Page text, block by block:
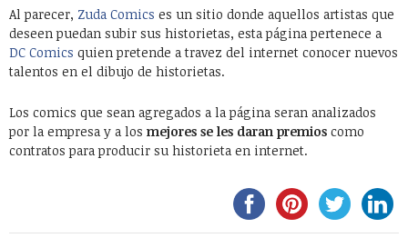
Al parecer, Zuda Comics es un sitio donde aquellos artistas que
deseen puedan subir sus historietas, esta página pertenece a
DC Comics quien pretende a travez del internet conocer nuevos
talentos en el dibujo de historietas.
Los comics que sean agregados a la página seran analizados
por la empresa y a los mejores se les daran premios como
contratos para producir su historieta en internet.